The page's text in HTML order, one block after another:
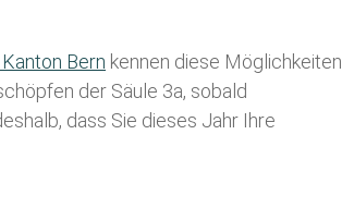
anton Bern kennen diese Möglichkeiten
der Säule 3a, sobald
dass Sie dieses Jahr Ihre